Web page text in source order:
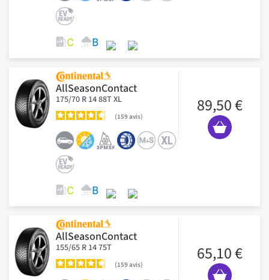
AllSeasonContact
175/70 R 14 88T XL
159 avis
89,50 €
AllSeasonContact
155/65 R 14 75T
159 avis
65,10 €